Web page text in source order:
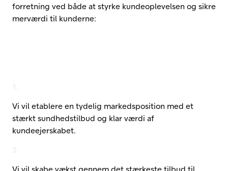
forretning ved både at styrke kundeoplevelsen og sikre
merværdi til kunderne:
1.
Vi vil etablere en tydelig markedsposition med et
stærkt sundhedstilbud og klar værdi af
kundeejerskabet.
2.
Vi vil skabe vækst gennem det stærkeste tilbud til